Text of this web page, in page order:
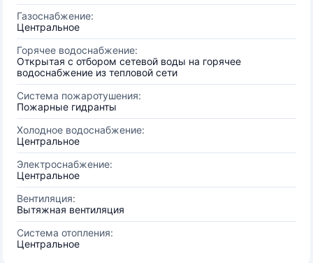
Газоснабжение:
Центральное
Горячее водоснабжение:
Открытая с отбором сетевой воды на горячее
водоснабжение из тепловой сети
Система пожаротушения:
Пожарные гидранты
Холодное водоснабжение:
Центральное
Электроснабжение:
Центральное
Вентиляция:
Вытяжная вентиляция
Система отопления:
Центральное